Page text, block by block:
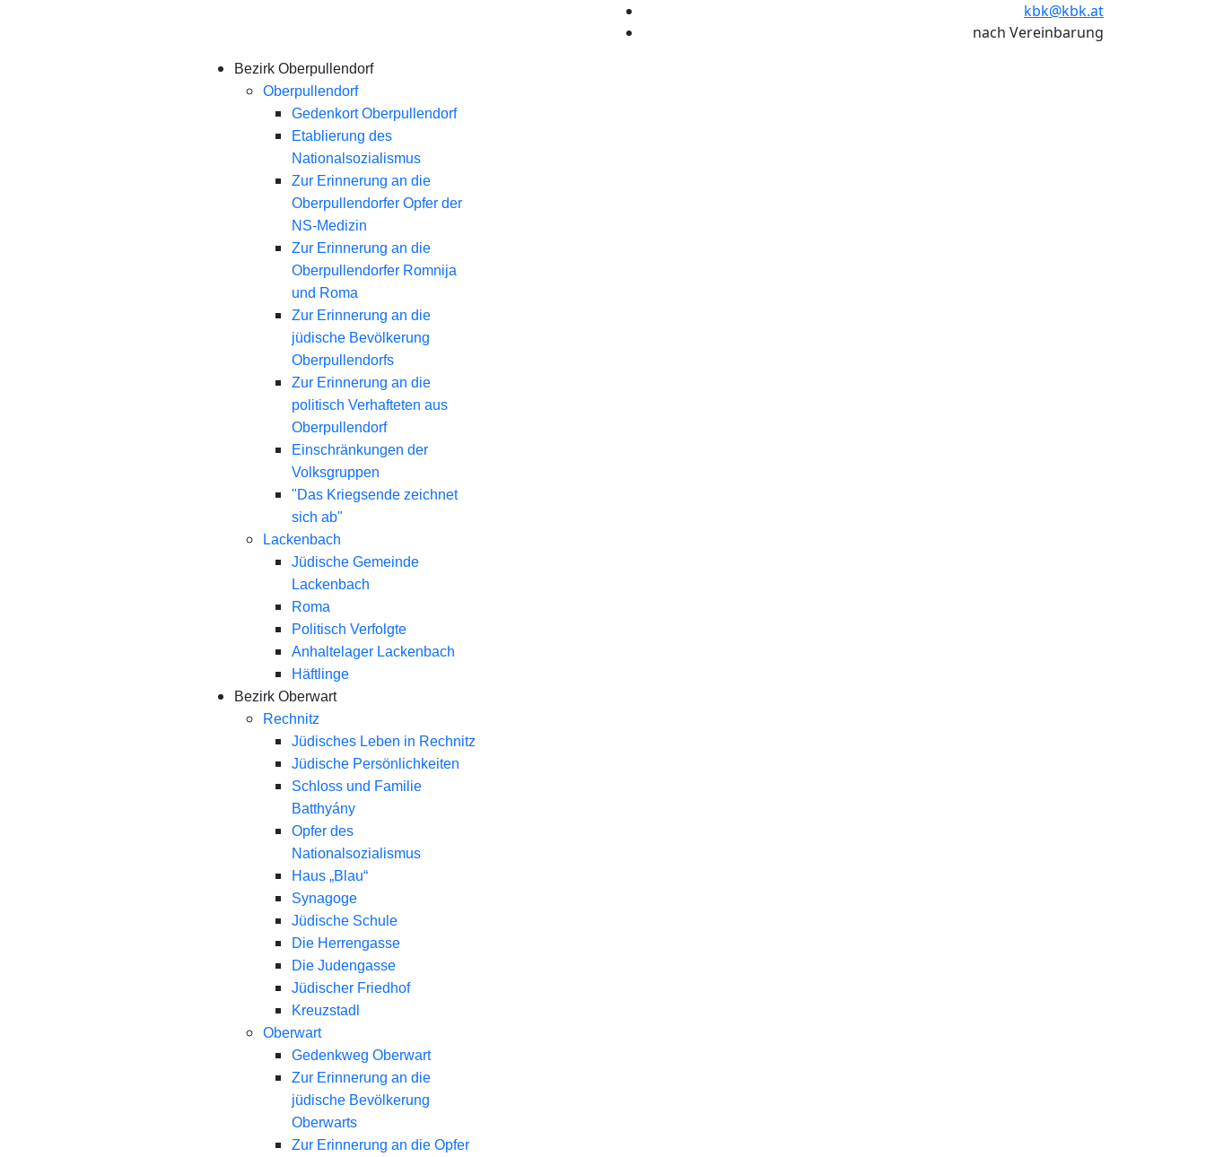
kbk@kbk.at
nach Vereinbarung
Bezirk Oberpullendorf
Oberpullendorf
Gedenkort Oberpullendorf
Etablierung des
Nationalsozialismus
Zur Erinnerung an die
Oberpullendorfer Opfer der
NS-Medizin
Zur Erinnerung an die
Oberpullendorfer Romnija
und Roma
Zur Erinnerung an die
jüdische Bevölkerung
Oberpullendorfs
Zur Erinnerung an die
politisch Verhafteten aus
Oberpullendorf
Einschränkungen der
Volksgruppen
"Das Kriegsende zeichnet
sich ab"
Lackenbach
Jüdische Gemeinde
Lackenbach
Roma
Politisch Verfolgte
Anhaltelager Lackenbach
Häftlinge
Bezirk Oberwart
Rechnitz
Jüdisches Leben in Rechnitz
Jüdische Persönlichkeiten
Schloss und Familie
Batthyány
Opfer des
Nationalsozialismus
Haus „Blau“
Synagoge
Jüdische Schule
Die Herrengasse
Die Judengasse
Jüdischer Friedhof
Kreuzstadl
Oberwart
Gedenkweg Oberwart
Zur Erinnerung an die
jüdische Bevölkerung
Oberwarts
Zur Erinnerung an die Opfer